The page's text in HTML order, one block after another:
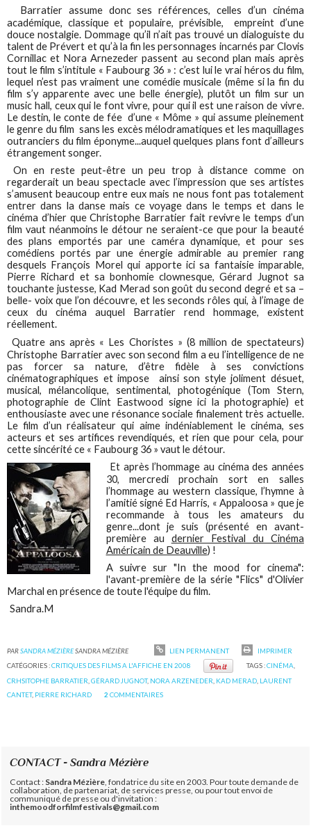
Barratier assume donc ses références, celles d’un cinéma
académique, classique et populaire, prévisible, empreint d’une
douce nostalgie. Dommage qu’il n’ait pas trouvé un dialoguiste du
talent de Prévert et qu’à la fin les personnages incarnés par Clovis
Cornillac et Nora Arnezeder passent au second plan mais après
tout le film s’intitule « Faubourg 36 » : c’est lui le vrai héros du film,
lequel n’est pas vraiment une comédie musicale (même si la fin du
film s’y apparente avec une belle énergie), plutôt un film sur un
music hall, ceux qui le font vivre, pour qui il est une raison de vivre.
Le destin, le conte de fée d’une « Môme » qui assume pleinement
le genre du film sans les excès mélodramatiques et les maquillages
outranciers du film éponyme...auquel quelques plans font d’ailleurs
étrangement songer.
On en reste peut-être un peu trop à distance comme on
regarderait un beau spectacle avec l’impression que ses artistes
s’amusent beaucoup entre eux mais ne nous font pas totalement
entrer dans la danse mais ce voyage dans le temps et dans le
cinéma d’hier que Christophe Barratier fait revivre le temps d’un
film vaut néanmoins le détour ne seraient-ce que pour la beauté
des plans emportés par une caméra dynamique, et pour ses
comédiens portés par une énergie admirable au premier rang
desquels François Morel qui apporte ici sa fantaisie imparable,
Pierre Richard et sa bonhomie clownesque, Gérard Jugnot sa
touchante justesse, Kad Merad son goût du second degré et sa –
belle- voix que l’on découvre, et les seconds rôles qui, à l’image de
ceux du cinéma auquel Barratier rend hommage, existent
réellement.
Quatre ans après « Les Choristes » (8 million de spectateurs)
Christophe Barratier avec son second film a eu l’intelligence de ne
pas forcer sa nature, d’être fidèle à ses convictions
cinématographiques et impose ainsi son style joliment désuet,
musical, mélancolique, sentimental, photogénique (Tom Stern,
photographie de Clint Eastwood signe ici la photographie) et
enthousiaste avec une résonance sociale finalement très actuelle.
Le film d’un réalisateur qui aime indéniablement le cinéma, ses
acteurs et ses artifices revendiqués, et rien que pour cela, pour
cette sincérité ce « Faubourg 36 » vaut le détour.
Et après l’hommage au cinéma des années
30, mercredi prochain sort en salles
l’hommage au western classique, l’hymne à
l’amitié signé Ed Harris, « Appaloosa » que je
recommande à tous les amateurs du
genre...dont je suis (présenté en avant-
première au dernier Festival du Cinéma
Américain de Deauville) !
A suivre sur "In the mood for cinema":
l'avant-première de la série "Flics" d'Olivier
Marchal en présence de toute l'équipe du film.
Sandra.M
PARSANDRA MÉZIÈRESANDRA MÉZIÈRE LIEN PERMANENT
IMPRIMER
CATÉGORIES :CRITIQUES DES FILMS A L'AFFICHE EN 2008 TAGS :CINÉMA
CRHSITOPHE BARRATIER ,GÉRARD JUGNOT, NORA ARZENEDER KAD MERAD LAURENT
CANTET, PIERRE RICHARD 2 COMMENTAIRES
CONTACT - Sandra Mézière
Contact : Sandra Mézière , fondatrice du site en 2003. Pour toute demande de
collaboration, de partenariat, de services presse, ou pour tout envoi de
communiqué de presse ou d'invitation :
inthemoodforfilmfestivals@gmail.com